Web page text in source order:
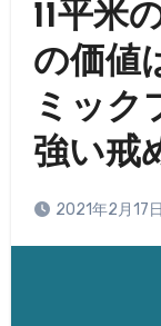
11平米
の価値
ミック
強い戒
2021年2月17日